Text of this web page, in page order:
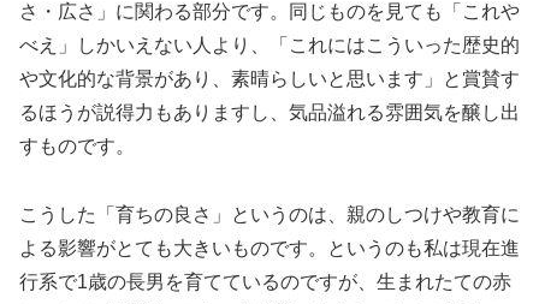
さ・広さ」に関わる部分です。同じものを見ても「これや
べえ」しかいえない人より、「これにはこういった歴史的
や文化的な背景があり、素晴らしいと思います」と賞賛す
るほうが説得力もありますし、気品溢れる雰囲気を醸し出
すものです。
こうした「育ちの良さ」というのは、親のしつけや教育に
よる影響がとても大きいものです。というのも私は現在進
行系で1歳の長男を育てているのですが、生まれたての赤